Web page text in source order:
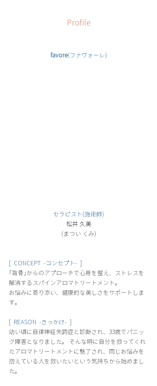
Profile
favore(ファヴォーレ)
セラピスト(施術師)
松井 久美
(まつい くみ)
[  CONCEPT  -コンセプト-  ]
｢背骨｣からのアプローチで心身を整え、ストレスを
解消するスパインアロマトリートメント。
お悩みに寄り添い、健康的な美しさをサポートしま
す。
[  REASON  -きっかけ-  ]
幼い頃に自律神経失調症と診断され、33歳でパニッ
ク障害となりました。 そんな時に自分を救ってくれ
たアロマトリートメントに魅了され、同じお悩みを
抱えている人を救いたいという気持ちから始めまし
た。